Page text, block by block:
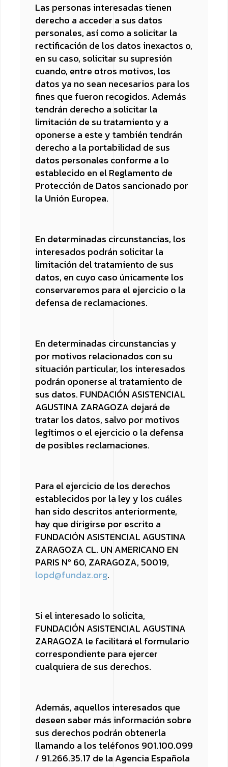
Las personas interesadas tienen
derecho a acceder a sus datos
personales, así como a solicitar la
rectificación de los datos inexactos o,
en su caso, solicitar su supresión
cuando, entre otros motivos, los
datos ya no sean necesarios para los
fines que fueron recogidos. Además
tendrán derecho a solicitar la
limitación de su tratamiento y a
oponerse a este y también tendrán
derecho a la portabilidad de sus
datos personales conforme a lo
establecido en el Reglamento de
Protección de Datos sancionado por
la Unión Europea.
En determinadas circunstancias, los
interesados podrán solicitar la
limitación del tratamiento de sus
datos, en cuyo caso únicamente los
conservaremos para el ejercicio o la
defensa de reclamaciones.
En determinadas circunstancias y
por motivos relacionados con su
situación particular, los interesados
podrán oponerse al tratamiento de
sus datos. FUNDACIÓN ASISTENCIAL
AGUSTINA ZARAGOZA dejará de
tratar los datos, salvo por motivos
legítimos o el ejercicio o la defensa
de posibles reclamaciones.
Para el ejercicio de los derechos
establecidos por la ley y los cuáles
han sido descritos anteriormente,
hay que dirigirse por escrito a
FUNDACIÓN ASISTENCIAL AGUSTINA
ZARAGOZA CL. UN AMERICANO EN
PARIS Nº 60, ZARAGOZA, 50019,
lopd@fundaz.org.
Si el interesado lo solicita,
FUNDACIÓN ASISTENCIAL AGUSTINA
ZARAGOZA le facilitará el formulario
correspondiente para ejercer
cualquiera de sus derechos.
Además, aquellos interesados que
deseen saber más información sobre
sus derechos podrán obtenerla
llamando a los teléfonos 901.100.099
/ 91.266.35.17 de la Agencia Española